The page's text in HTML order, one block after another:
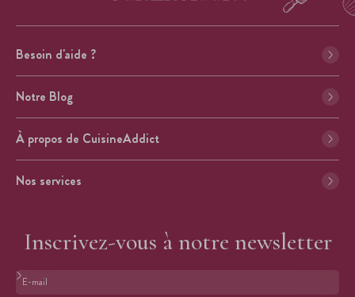
Besoin d'aide ?
Notre Blog
À propos de CuisineAddict
Nos services
Inscrivez-vous à notre newsletter
Format : adresse@email.com